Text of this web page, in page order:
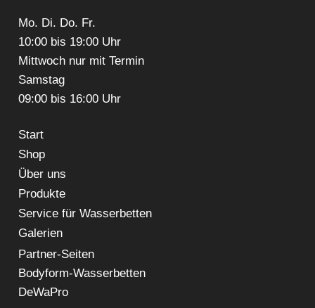
Mo. Di. Do. Fr.
10:00 bis 19:00 Uhr
Mittwoch nur mit Termin
Samstag
09:00 bis 16:00 Uhr
Start
Shop
Über uns
Produkte
Service für Wasserbetten
Galerien
Partner-Seiten
Bodyform-Wasserbetten
DeWaPro